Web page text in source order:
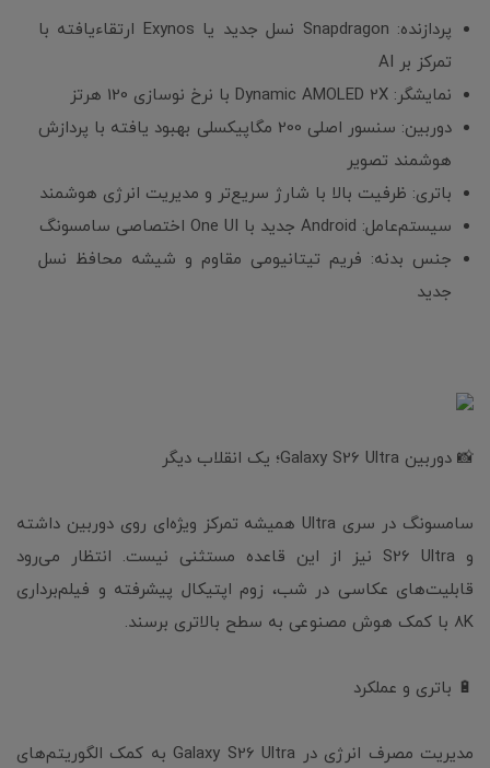
پردازنده: Snapdragon نسل جدید یا Exynos ارتقاءیافته با
تمرکز بر AI
نمایشگر: Dynamic AMOLED 2X با نرخ نوسازی 120 هرتز
دوربین: سنسور اصلی 200 مگاپیکسلی بهبود یافته با پردازش
هوشمند تصویر
باتری: ظرفیت بالا با شارژ سریع‌تر و مدیریت انرژی هوشمند
سیستم‌عامل: Android جدید با One UI اختصاصی سامسونگ
جنس بدنه: فریم تیتانیومی مقاوم و شیشه محافظ نسل
جدید
📸 دوربین Galaxy S26 Ultra؛ یک انقلاب دیگر
سامسونگ در سری Ultra همیشه تمرکز ویژه‌ای روی دوربین داشته
و S26 Ultra نیز از این قاعده مستثنی نیست. انتظار می‌رود
قابلیت‌های عکاسی در شب، زوم اپتیکال پیشرفته و فیلم‌برداری
8K با کمک هوش مصنوعی به سطح بالاتری برسند.
🔋 باتری و عملکرد
مدیریت مصرف انرژی در Galaxy S26 Ultra به کمک الگوریتم‌های